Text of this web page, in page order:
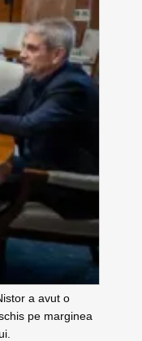
a avut o
pe marginea